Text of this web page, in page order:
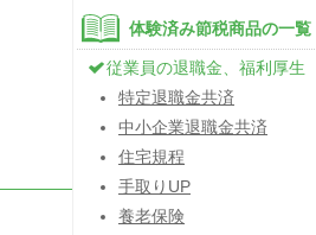
体験済み節税商品の一覧
従業員の退職金、福利厚生
特定退職金共済
中小企業退職金共済
住宅規程
手取りUP
養老保険